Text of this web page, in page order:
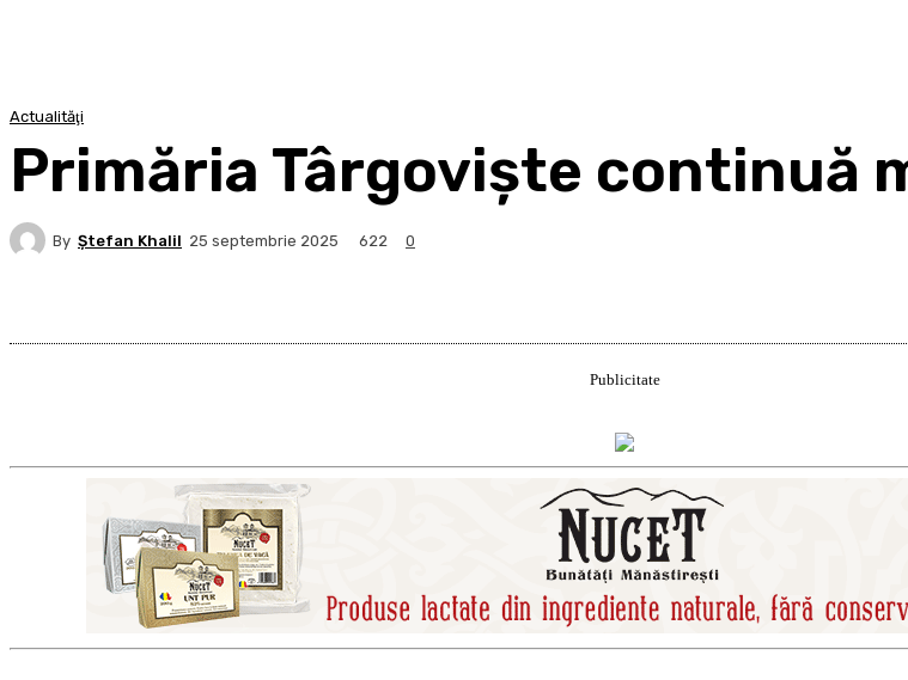
Actualităţi
Primăria Târgoviște continuă
By Ştefan Khalil 25 septembrie 2025 622 0
Publicitate